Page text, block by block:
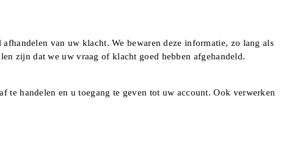
van uw klacht. We bewaren deze informatie, zo lang als
zijn dat we uw vraag of klacht goed hebben afgehandeld.
te handelen en u toegang te geven tot uw account. Ook verwerken